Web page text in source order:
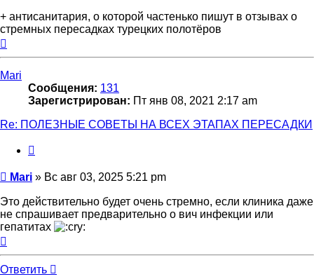
+ антисанитария, о которой частенько пишут в отзывах о
стремных пересадках турецких полотёров
Mari
Сообщения: 131
Зарегистрирован: Пт янв 08, 2021 2:17 am
Re: ПОЛЕЗНЫЕ СОВЕТЫ НА ВСЕХ ЭТАПАХ ПЕРЕСАДКИ
Сообщение
Mari » Вс авг 03, 2025 5:21 pm
Это действительно будет очень стремно, если клиника даже
не спрашивает предварительно о вич инфекции или
гепатитах
началу
Ответить